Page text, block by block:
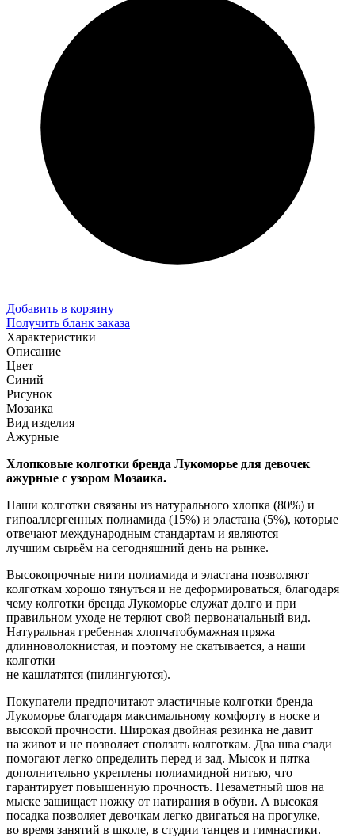
Добавить в корзину
Получить бланк заказа
Характеристики
Описание
Цвет
Синий
Рисунок
Мозаика
Вид изделия
Ажурные
Хлопковые колготки бренда Лукоморье для девочек
ажурные с узором Мозаика.
Наши колготки связаны из натурального хлопка (80%) и
гипоаллергенных полиамида (15%) и эластана (5%), которые
отвечают международным стандартам и являются
лучшим сырьём на сегодняшний день на рынке.
Высокопрочные нити полиамида и эластана позволяют
колготкам хорошо тянуться и не деформироваться, благодаря
чему колготки бренда Лукоморье служат долго и при
правильном уходе не теряют свой первоначальный вид.
Натуральная гребенная хлопчатобумажная пряжа
длинноволокнистая, и поэтому не скатывается, а наши
колготки
не кашлатятся (пилингуются).
Покупатели предпочитают эластичные колготки бренда
Лукоморье благодаря максимальному комфорту в носке и
высокой прочности. Широкая двойная резинка не давит
на живот и не позволяет сползать колготкам. Два шва сзади
помогают легко определить перед и зад. Мысок и пятка
дополнительно укреплены полиамидной нитью, что
гарантирует повышенную прочность. Незаметный шов на
мыске защищает ножку от натирания в обуви. А высокая
посадка позволяет девочкам легко двигаться на прогулке,
во время занятий в школе, в студии танцев и гимнастики.